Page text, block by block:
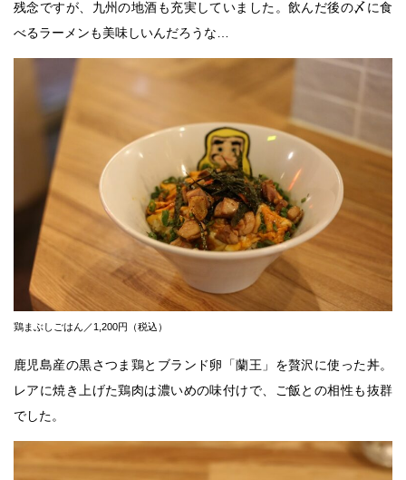
残念ですが、九州の地酒も充実していました。飲んだ後の〆に食
べるラーメンも美味しいんだろうな…
鶏まぶしごはん／1,200円（税込）
鹿児島産の黒さつま鶏とブランド卵「蘭王」を贅沢に使った丼。
レアに焼き上げた鶏肉は濃いめの味付けで、ご飯との相性も抜群
でした。